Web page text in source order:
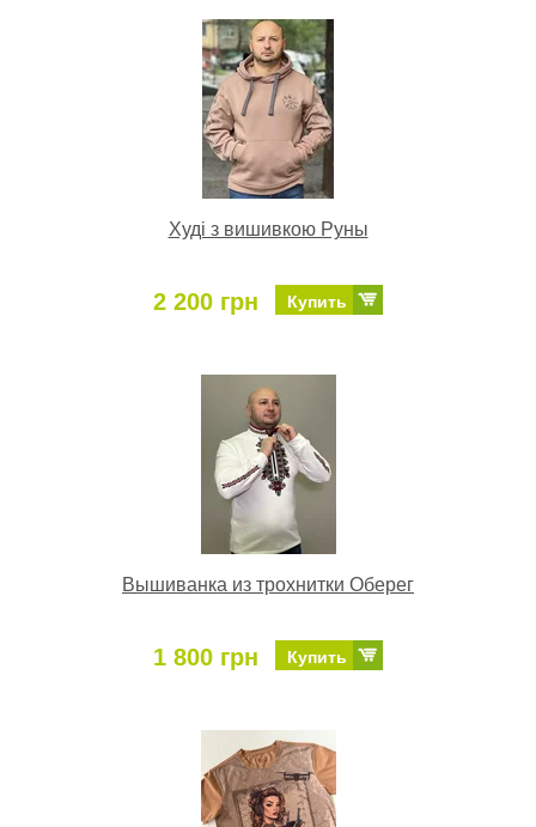
Худі з вишивкою Руны
2 200 грн Купить
Вышиванка из трохнитки Оберег
1 800 грн Купить